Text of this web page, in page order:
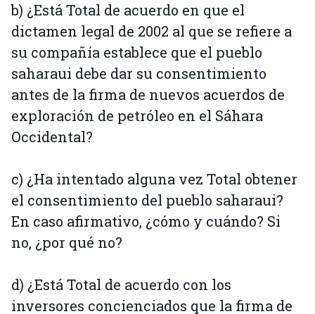
b) ¿Está Total de acuerdo en que el
dictamen legal de 2002 al que se refiere a
su compañía establece que el pueblo
saharaui debe dar su consentimiento
antes de la firma de nuevos acuerdos de
exploración de petróleo en el Sáhara
Occidental?
c) ¿Ha intentado alguna vez Total obtener
el consentimiento del pueblo saharaui?
En caso afirmativo, ¿cómo y cuándo? Si
no, ¿por qué no?
d) ¿Está Total de acuerdo con los
inversores concienciados que la firma de